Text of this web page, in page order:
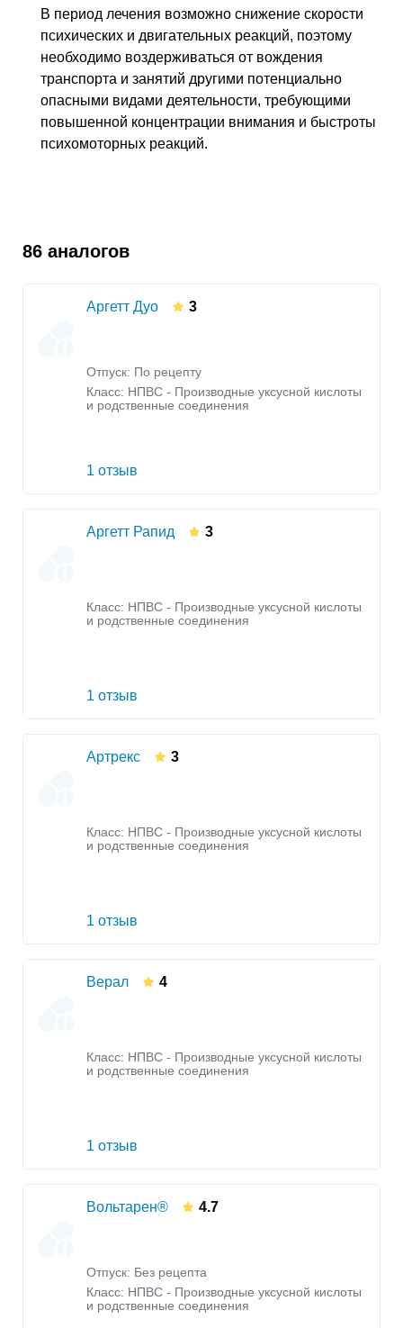
В период лечения возможно снижение скорости
психических и двигательных реакций, поэтому
необходимо воздерживаться от вождения
транспорта и занятий другими потенциально
опасными видами деятельности, требующими
повышенной концентрации внимания и быстроты
психомоторных реакций.
86 аналогов
Аргетт Дуо 3
Отпуск: По рецепту
Класс: НПВС - Производные уксусной кислоты
и родственные соединения
1 отзыв
Аргетт Рапид 3
Класс: НПВС - Производные уксусной кислоты
и родственные соединения
1 отзыв
Артрекс 3
Класс: НПВС - Производные уксусной кислоты
и родственные соединения
1 отзыв
Верал 4
Класс: НПВС - Производные уксусной кислоты
и родственные соединения
1 отзыв
Вольтарен® 4.7
Отпуск: Без рецепта
Класс: НПВС - Производные уксусной кислоты
и родственные соединения